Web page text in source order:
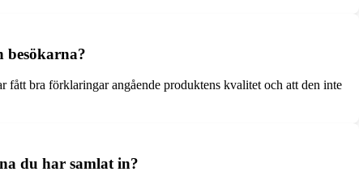
besökarna?
bra förklaringar angående produktens kvalitet och att den inte
du har samlat in?